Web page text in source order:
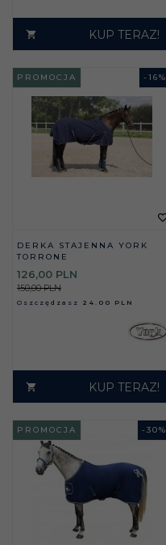
KUP TERAZ!
- 16%
PROMOCJA
DERKA STAJENNA YORK
TORRONE
126,00 PLN
150,00 PLN
Oszczędzasz 24.00 PLN
KUP TERAZ!
- 30%
PROMOCJA